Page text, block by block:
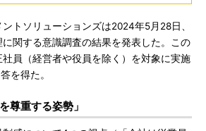
トソリューションズは2024年5月28日、
関する意識調査の結果を発表した。この
員（経営者や役員を除く）を対象に実施
を得た。
尊重する姿勢」